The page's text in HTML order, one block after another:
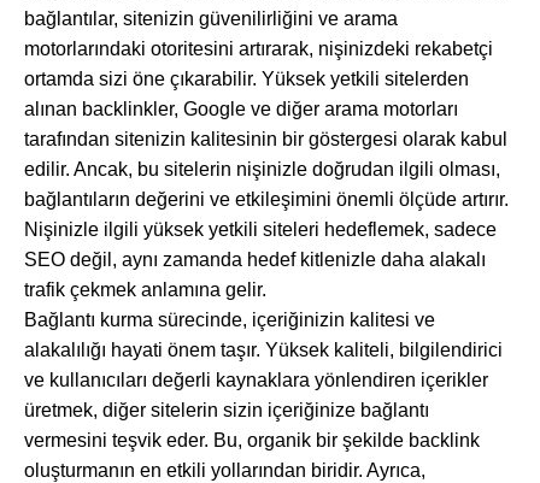
bağlantılar, sitenizin güvenilirliğini ve arama
motorlarındaki otoritesini artırarak, nişinizdeki rekabetçi
ortamda sizi öne çıkarabilir. Yüksek yetkili sitelerden
alınan backlinkler, Google ve diğer arama motorları
tarafından sitenizin kalitesinin bir göstergesi olarak kabul
edilir. Ancak, bu sitelerin nişinizle doğrudan ilgili olması,
bağlantıların değerini ve etkileşimini önemli ölçüde artırır.
Nişinizle ilgili yüksek yetkili siteleri hedeflemek, sadece
SEO değil, aynı zamanda hedef kitlenizle daha alakalı
trafik çekmek anlamına gelir.
Bağlantı kurma sürecinde, içeriğinizin kalitesi ve
alakalılığı hayati önem taşır. Yüksek kaliteli, bilgilendirici
ve kullanıcıları değerli kaynaklara yönlendiren içerikler
üretmek, diğer sitelerin sizin içeriğinize bağlantı
vermesini teşvik eder. Bu, organik bir şekilde backlink
oluşturmanın en etkili yollarından biridir. Ayrıca,